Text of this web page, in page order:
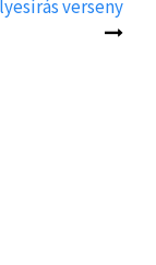
verseny